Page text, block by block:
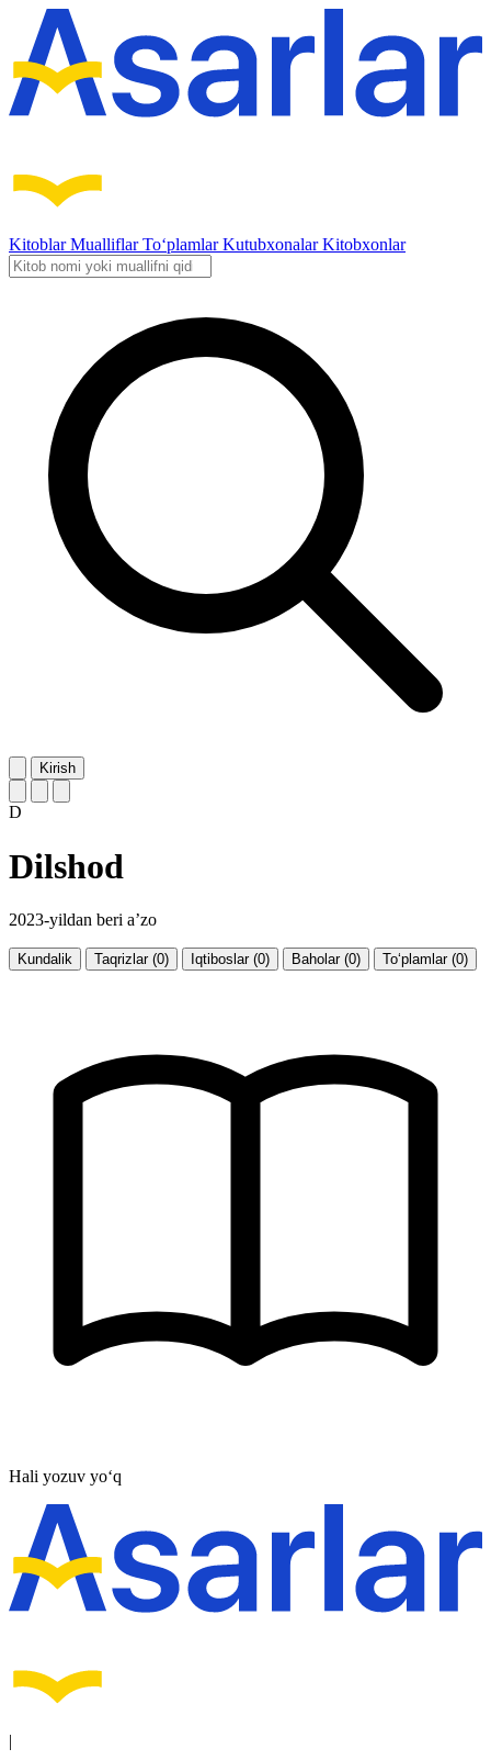
KitoblarMualliflarTo‘plamlarKutubxonalarKitobxonlar
Kirish
D
Dilshod
2023-yildan beri a’zo
Kundalik Taqrizlar (0) Iqtiboslar (0) Baholar (0) To‘plamlar (0)
Hali yozuv yo‘q
|